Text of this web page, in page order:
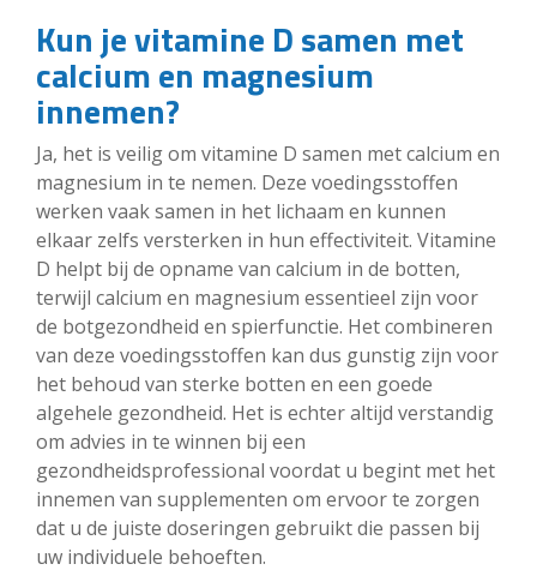
Kun je vitamine D samen met
calcium en magnesium
innemen?
Ja, het is veilig om vitamine D samen met calcium en
magnesium in te nemen. Deze voedingsstoffen
werken vaak samen in het lichaam en kunnen
elkaar zelfs versterken in hun effectiviteit. Vitamine
D helpt bij de opname van calcium in de botten,
terwijl calcium en magnesium essentieel zijn voor
de botgezondheid en spierfunctie. Het combineren
van deze voedingsstoffen kan dus gunstig zijn voor
het behoud van sterke botten en een goede
algehele gezondheid. Het is echter altijd verstandig
om advies in te winnen bij een
gezondheidsprofessional voordat u begint met het
innemen van supplementen om ervoor te zorgen
dat u de juiste doseringen gebruikt die passen bij
uw individuele behoeften.